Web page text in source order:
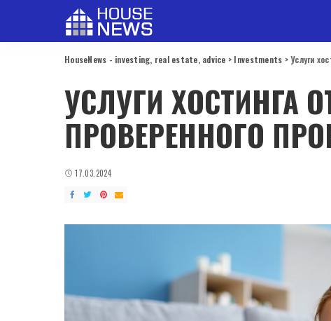
HouseNews - investing, real estate, advice > Investments >Услуги
УСЛУГИ ХОСТИНГА
ПРОВЕРЕННОГО
17.03.2024